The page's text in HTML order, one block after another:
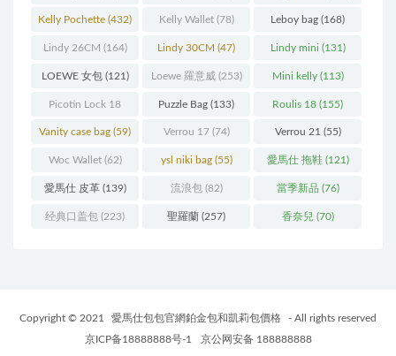
Kelly Pochette (432) Kelly Wallet(78) Leboy bag (168)
Lindy 26CM (164) Lindy 30CM (47) Lindy mini (131)
LOEWE 女包(121) Loewe 羅意威(253) Mini kelly(113)
Picotin Lock 18
(202)
Puzzle Bag (133) Roulis 18 (155)
Vanity case bag (59) Verrou 17(74) Verrou 21 (55)
Woc Wallet(62) ysl niki bag(55) 愛馬仕 拖鞋(121)
愛馬仕 皮革(139) 流浪包(82) 當季新品 (76)
经典口盖包 (223) 聖羅蘭 (257) 香奈兒 (70)
Copyright © 2021 愛馬仕包包官網鉑金包和凱莉包價格
- All rights reserved
京ICP备18888888号-1
京公网安备 188888888